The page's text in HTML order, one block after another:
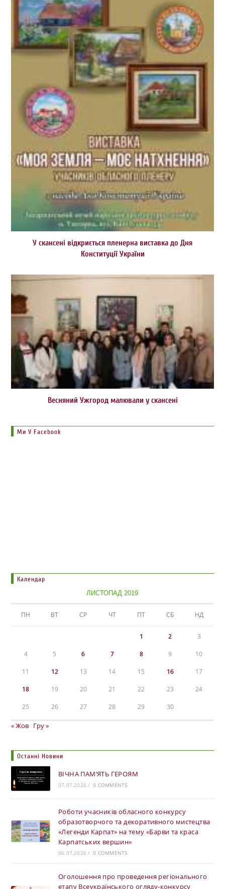
У скансені відкриється пленерна виставка до Дня
Конституції України
Весняний Ужгород малювали у скансені
Ми У Facebook
Календар
ЛИСТОПАД 2019
ПН ВТ СР ЧТ ПТ СБ НД
1 2 3
4 5 6 7 8 9 10
11 12 13 14 15 16 17
18 19 20 21 22 23 24
25 26 27 28 29 30
« Жов Гру »
Останні Новини
ВІЧНА ПАМ’ЯТЬ ГЕРОЯМ
07.07.2026 / 0 COMMENTS
Роботи учасників обласного конкурсу
образотворчого та декоративного мистецтва
«Легенди Карпат» на тему «Барви та краса
Карпатських вершин»
06.07.2026 / 0 COMMENTS
Оголошення про проведення регіонального
етапу Всеукраїнського огляду-конкурсу